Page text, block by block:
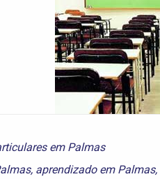
em Palmas
, aprendizado em Palmas,